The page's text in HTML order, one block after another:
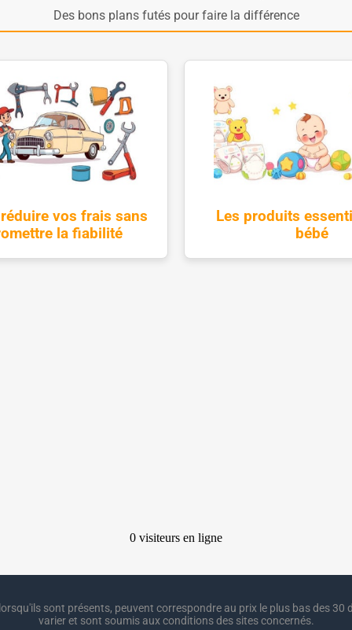
Des bons plans futés pour faire la différence
vos frais sans
la fiabilité
Les produits
bébé
sont présents, peuvent correspondre au prix le plus bas des 30
varier et sont soumis aux conditions des sites concernés.